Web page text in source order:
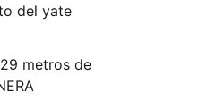
del yate
metros de